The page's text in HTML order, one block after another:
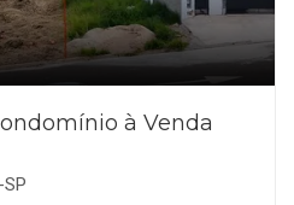
à Venda